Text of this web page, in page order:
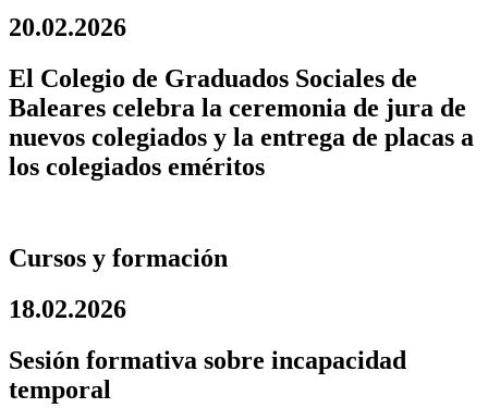
20.02.2026
El Colegio de Graduados Sociales de
Baleares celebra la ceremonia de jura de
nuevos colegiados y la entrega de placas a
los colegiados eméritos
Cursos y formación
18.02.2026
Sesión formativa sobre incapacidad
temporal